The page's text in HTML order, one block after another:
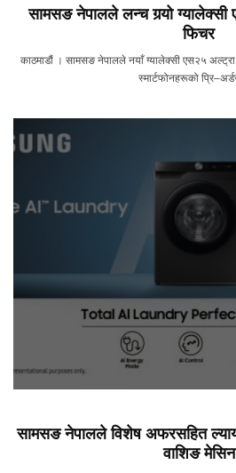
सामसङ नेपालले लन्च गर्‍यो
फिचर
काठमाडौं । सामसङ नेपालले नयाँ ग्यालेक्सी एस२५
स्मार्टफोनहरूको
सामसङ नेपालले विशेष अफरसहित
वाशिङ मेसिन